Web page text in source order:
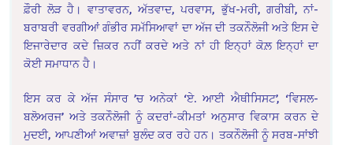
ਫ਼ੌਰੀ ਲੋੜ ਹੈ। ਵਾਤਾਵਰਨ, ਅੱਤਵਾਦ, ਪਰਵਾਸ, ਭੁੱਖ-ਮਰੀ, ਗਰੀਬੀ, ਨਾਂ-
ਬਰਾਬਰੀ ਵਰਗੀਆਂ ਗੰਭੀਰ ਸਮੱਸਿਆਵਾਂ ਦਾ ਅੱਜ ਦੀ ਤਕਨੌਲੋਜੀ ਅਤੇ ਇਸ ਦੇ
ਇਜਾਰੇਦਾਰ ਕਦੇ ਜ਼ਿਕਰ ਨਹੀਂ ਕਰਦੇ ਅਤੇ ਨਾਂ ਹੀ ਇਨ੍ਹਾਂ ਕੋਲ਼ ਇਨ੍ਹਾਂ ਦਾ
ਕੋਈ ਸਮਾਧਾਨ ਹੈ।
ਇਸ ਕਰ ਕੇ ਅੱਜ ਸੰਸਾਰ ’ਚ ਅਨੇਕਾਂ ‘ਏ. ਆਈ ਐਥੀਸਿਸਟ’, ‘ਵਿਸਲ-
ਬਲੋਅਰਜ’ ਅਤੇ ਤਕਨੌਲੋਜੀ ਨੂੰ ਕਦਰਾਂ-ਕੀਮਤਾਂ ਅਨੁਸਾਰ ਵਿਕਾਸ ਕਰਨ ਦੇ
ਮੁਦਈ, ਆਪਣੀਆਂ ਅਵਾਜ਼ਾਂ ਬੁਲੰਦ ਕਰ ਰਹੇ ਹਨ। ਤਕਨੌਲੋਜੀ ਨੂੰ ਸਰਬ-ਸਾਂਝੀ